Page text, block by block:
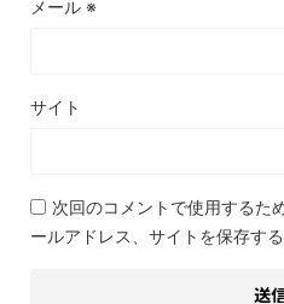
メール ※
サイト
次回のコメントで使用するた
ールアドレス、サイトを保存する